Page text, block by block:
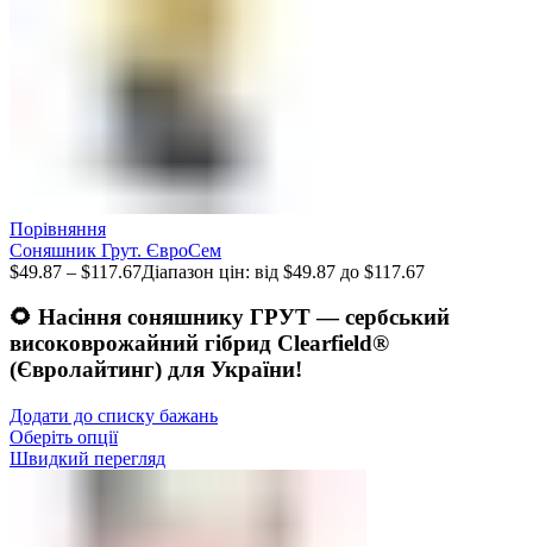
Порівняння
Соняшник Грут. ЄвроСем
$49.87 – $117.67Діапазон цін: від $49.87 до $117.67
🌻 Насіння соняшнику ГРУТ — сербський
високоврожайний гібрид Clearfield®
(Євролайтинг) для України!
Додати до списку бажань
Оберіть опції
Швидкий перегляд